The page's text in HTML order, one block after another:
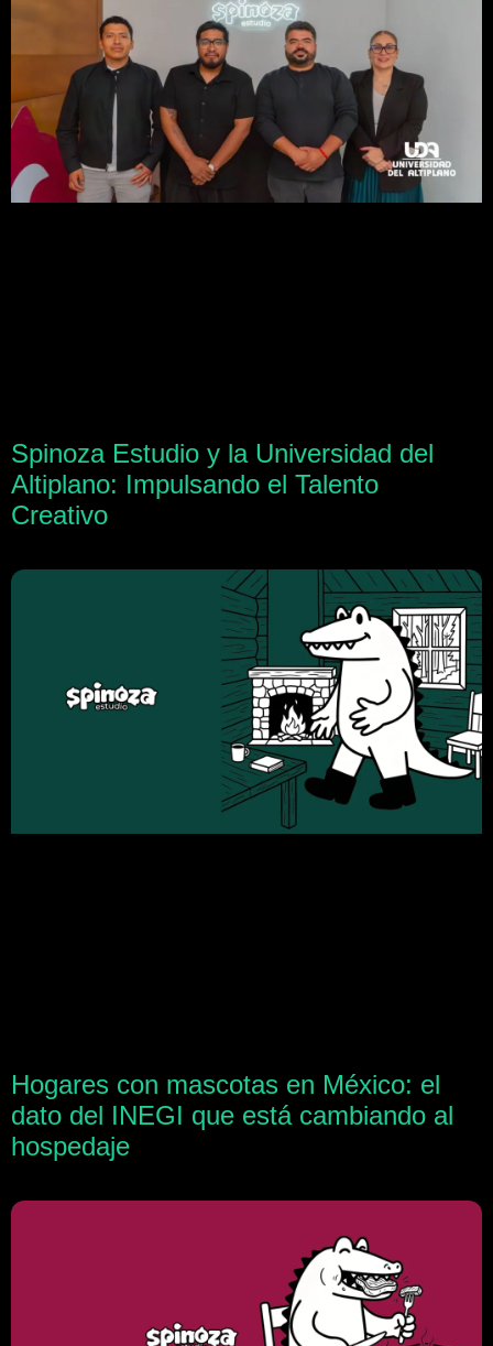
Spinoza Estudio y la Universidad del
Altiplano: Impulsando el Talento
Creativo
Hogares con mascotas en México: el
dato del INEGI que está cambiando al
hospedaje